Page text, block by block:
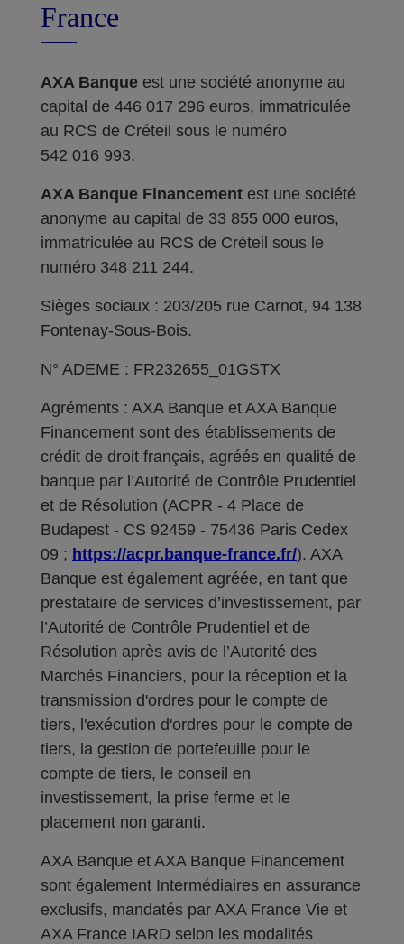
France
AXA Banque est une société anonyme au
capital de 446 017 296 euros, immatriculée
au RCS de Créteil sous le numéro
542 016 993.
AXA Banque Financement est une société
anonyme au capital de 33 855 000 euros,
immatriculée au RCS de Créteil sous le
numéro 348 211 244.
Sièges sociaux : 203/205 rue Carnot, 94 138
Fontenay-Sous-Bois.
N° ADEME : FR232655_01GSTX
Agréments : AXA Banque et AXA Banque
Financement sont des établissements de
crédit de droit français, agréés en qualité de
banque par l’Autorité de Contrôle Prudentiel
et de Résolution (ACPR - 4 Place de
Budapest - CS 92459 - 75436 Paris Cedex
09 ; https://acpr.banque-france.fr/). AXA
Banque est également agréée, en tant que
prestataire de services d’investissement, par
l’Autorité de Contrôle Prudentiel et de
Résolution après avis de l’Autorité des
Marchés Financiers, pour la réception et la
transmission d'ordres pour le compte de
tiers, l'exécution d'ordres pour le compte de
tiers, la gestion de portefeuille pour le
compte de tiers, le conseil en
investissement, la prise ferme et le
placement non garanti.
AXA Banque et AXA Banque Financement
sont également Intermédiaires en assurance
exclusifs, mandatés par AXA France Vie et
AXA France IARD selon les modalités